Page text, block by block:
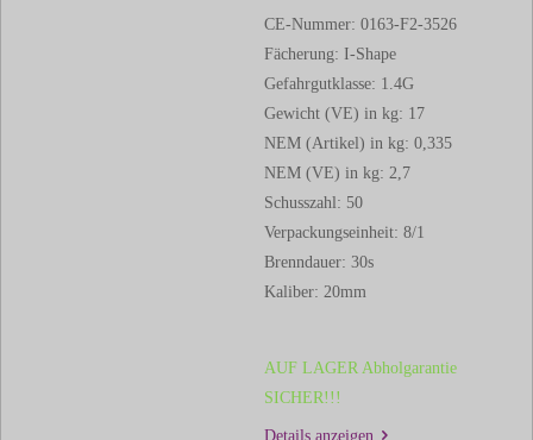
CE-Nummer: 0163-F2-3526
Fächerung: I-Shape
Gefahrgutklasse: 1.4G
Gewicht (VE) in kg: 17
NEM (Artikel) in kg: 0,335
NEM (VE) in kg: 2,7
Schusszahl: 50
Verpackungseinheit: 8/1
Brenndauer: 30s
Kaliber: 20mm
AUF LAGER Abholgarantie
SICHER!!!
Details anzeigen